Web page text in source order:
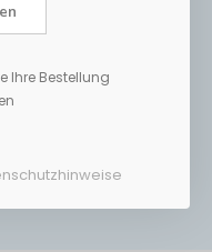
Ihre Bestellung